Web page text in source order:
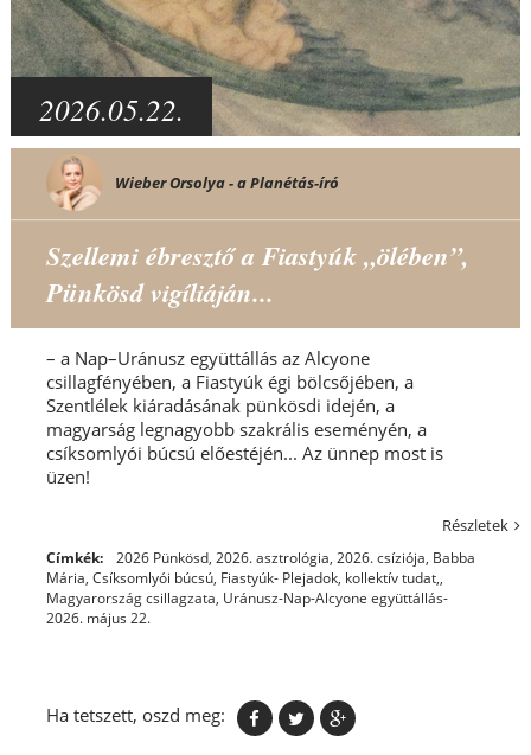
2026.05.22.
Wieber Orsolya - a Planétás-író
Szellemi ébresztő a Fiastyúk „ölében”,
Pünkösd vigíliáján...
– a Nap–Uránusz együttállás az Alcyone
csillagfényében, a Fiastyúk égi bölcsőjében, a
Szentlélek kiáradásának pünkösdi idején, a
magyarság legnagyobb szakrális eseményén, a
csíksomlyói búcsú előestéjén... Az ünnep most is
üzen!
Részletek
Címkék: 2026 Pünkösd, 2026. asztrológia, 2026. csíziója, Babba
Mária, Csíksomlyói búcsú, Fiastyúk- Plejadok, kollektív tudat,,
Magyarország csillagzata, Uránusz-Nap-Alcyone együttállás-
2026. május 22.
Ha tetszett, oszd meg: